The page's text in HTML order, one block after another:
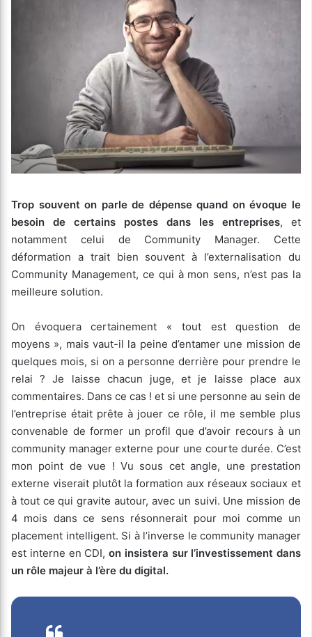
Trop souvent on parle de dépense quand on évoque le
besoin de certains postes dans les entreprises, et
notamment celui de Community Manager. Cette
déformation a trait bien souvent à l’externalisation du
Community Management, ce qui à mon sens, n’est pas la
meilleure solution.
On évoquera certainement « tout est question de
moyens », mais vaut-il la peine d’entamer une mission de
quelques mois, si on a personne derrière pour prendre le
relai ? Je laisse chacun juge, et je laisse place aux
commentaires. Dans ce cas ! et si une personne au sein de
l’entreprise était prête à jouer ce rôle, il me semble plus
convenable de former un profil que d’avoir recours à un
community manager externe pour une courte durée. C’est
mon point de vue ! Vu sous cet angle, une prestation
externe viserait plutôt la formation aux réseaux sociaux et
à tout ce qui gravite autour, avec un suivi. Une mission de
4 mois dans ce sens résonnerait pour moi comme un
placement intelligent. Si à l’inverse le community manager
est interne en CDI, on insistera sur l’investissement dans
un rôle majeur à l’ère du digital.